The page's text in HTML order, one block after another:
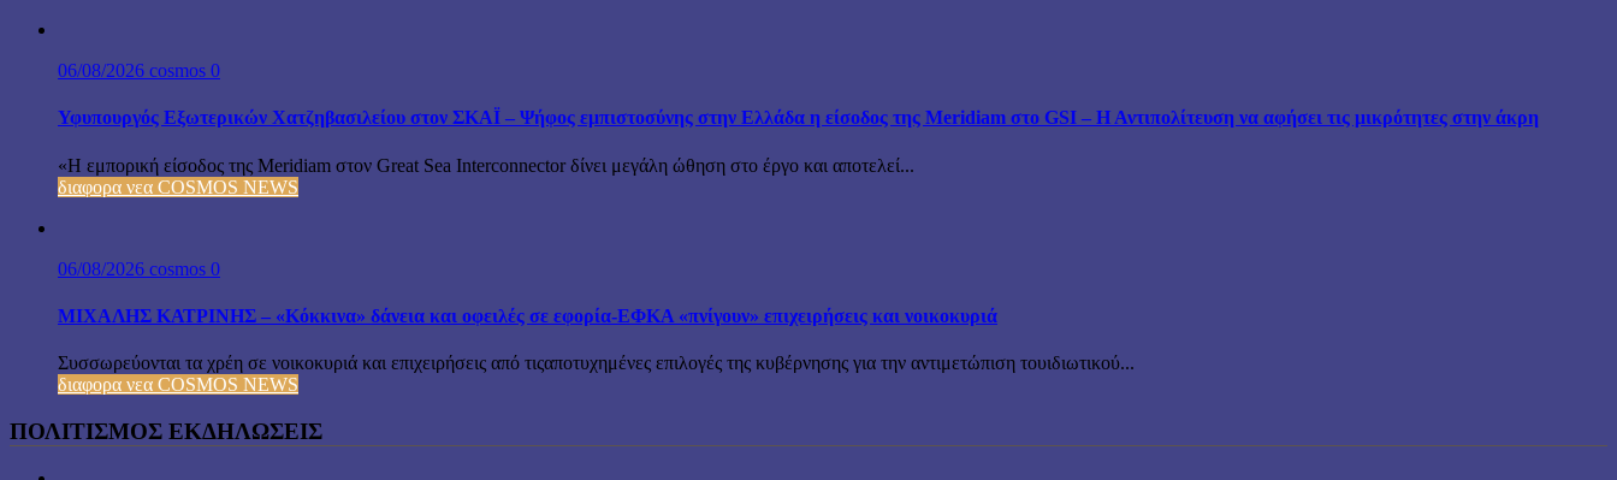
06/08/2026 cosmos 0
Υφυπουργός Εξωτερικών Χατζηβασιλείου στον ΣΚΑΪ – Ψήφος εμπιστοσύνης στην Ελλάδα η είσοδος της Meridiam στο GSI – Η Αντιπολίτευση να αφήσει τις μικρότητες στην άκρη
«Η εμπορική είσοδος της Meridiam στον Great Sea Interconnector δίνει μεγάλη ώθηση στο έργο και αποτελεί...
διαφορα νεα COSMOS NEWS
06/08/2026 cosmos 0
ΜΙΧΑΛΗΣ ΚΑΤΡΙΝΗΣ – «Κόκκινα» δάνεια και οφειλές σε εφορία-ΕΦΚΑ «πνίγουν» επιχειρήσεις και νοικοκυριά
Συσσωρεύονται τα χρέη σε νοικοκυριά και επιχειρήσεις από τιςαποτυχημένες επιλογές της κυβέρνησης για την αντιμετώπιση τουιδιωτικού...
διαφορα νεα COSMOS NEWS
ΠΟΛΙΤΙΣΜΟΣ ΕΚΔΗΛΩΣΕΙΣ